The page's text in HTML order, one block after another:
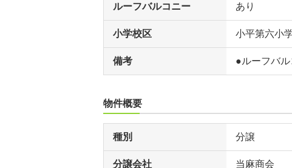
ルーフバルコニー あり
小学校区 小平第六小
備考 ●ルーフバ
物件概要
種別 分譲
分譲会社 当麻商会